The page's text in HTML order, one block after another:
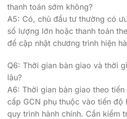
thanh toán sớm không?
A5: Có, chủ đầu tư thường có
số lượng lớn hoặc thanh toán
để cập nhật chương trình hiện
Q6: Thời gian bàn giao và thời
lâu?
A6: Thời gian bàn giao theo
cấp GCN phụ thuộc vào tiến độ
quy trình hành chính. Cần kiểm